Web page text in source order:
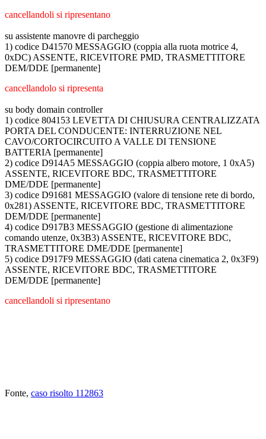
cancellandoli si ripresentano
su assistente manovre di parcheggio
1) codice D41570 MESSAGGIO (coppia alla ruota motrice 4,
0xDC) ASSENTE, RICEVITORE PMD, TRASMETTITORE
DEM/DDE [permanente]
cancellandolo si ripresenta
su body domain controller
1) codice 804153 LEVETTA DI CHIUSURA CENTRALIZZATA
PORTA DEL CONDUCENTE: INTERRUZIONE NEL
CAVO/CORTOCIRCUITO A VALLE DI TENSIONE
BATTERIA [permanente]
2) codice D914A5 MESSAGGIO (coppia albero motore, 1 0xA5)
ASSENTE, RICEVITORE BDC, TRASMETTITORE
DME/DDE [permanente]
3) codice D91681 MESSAGGIO (valore di tensione rete di bordo,
0x281) ASSENTE, RICEVITORE BDC, TRASMETTITORE
DEM/DDE [permanente]
4) codice D917B3 MESSAGGIO (gestione di alimentazione
comando utenze, 0x3B3) ASSENTE, RICEVITORE BDC,
TRASMETTITORE DME/DDE [permanente]
5) codice D917F9 MESSAGGIO (dati catena cinematica 2, 0x3F9)
ASSENTE, RICEVITORE BDC, TRASMETTITORE
DEM/DDE [permanente]
cancellandoli si ripresentano
Fonte, caso risolto 112863